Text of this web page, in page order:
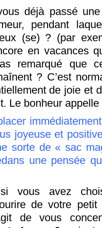
déjà passé
pendant
(se) ? (par
en vacances
remarqué que
? C’est
de joie et
Le bonheur
joyeuse et
sorte de « sac
une pensée
vous avez
de votre
de vous